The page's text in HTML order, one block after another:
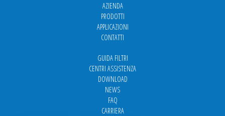
AZIENDA
PRODOTTI
APPLICAZIONI
CONTATTI
GUIDA FILTRI
CENTRI ASSISTENZA
DOWNLOAD
NEWS
FAQ
CARRIERA